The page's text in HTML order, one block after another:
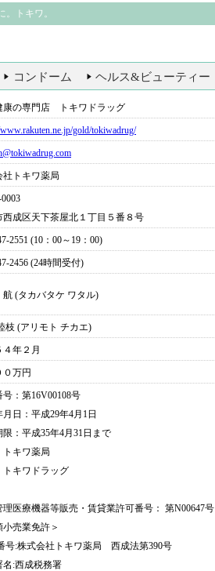
トキワ。
コンドーム ヘルス&ビューティー
康の専門店 トキワドラッグ
gold/tokiwadrug/
社トキワ薬局
西成区天下茶屋北１丁目５番８号
2551 (10：00～19：00)
2456 (24時間受付)
(タカバタケ ワタル)
枝 (アリモト チカエ)
４年２月
０万円
号：第16V00108号
月日：平成29年4月1日
限：平成35年4月31日まで
トキワ薬局
トキワドラッグ
理医療機器等販売・賃貸業許可番号： 第N00647号
小売業免許＞
号:株式会社トキワ薬局 西成法第390号
名:西成税務署